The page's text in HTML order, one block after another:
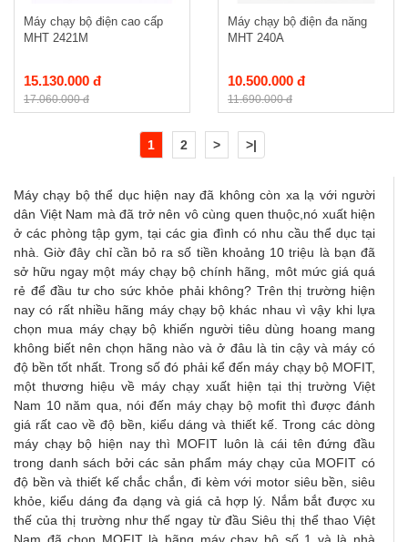
Máy chạy bộ điện cao cấp
MHT 2421M
15.130.000 đ
17.060.000 đ
Máy chạy bộ điện đa năng
MHT 240A
10.500.000 đ
11.690.000 đ
1 2 > >|
Máy chạy bộ thể dục hiện nay đã không còn xa lạ với người
dân Việt Nam mà đã trở nên vô cùng quen thuộc,nó xuất hiện
ở các phòng tập gym, tại các gia đình có nhu cầu thể dục tại
nhà. Giờ đây chỉ cần bỏ ra số tiền khoảng 10 triệu là bạn đã
sở hữu ngay một máy chạy bộ chính hãng, môt mức giá quá
rẻ để đầu tư cho sức khỏe phải không? Trên thị trường hiện
nay có rất nhiều hãng máy chạy bộ khác nhau vì vậy khi lựa
chọn mua máy chạy bộ khiến người tiêu dùng hoang mang
không biết nên chọn hãng nào và ở đâu là tin cậy và máy có
độ bền tốt nhất. Trong số đó phải kể đến máy chạy bộ MOFIT,
một thương hiệu về máy chạy xuất hiện tại thị trường Việt
Nam 10 năm qua, nói đến máy chạy bộ mofit thì được đánh
giá rất cao về độ bền, kiểu dáng và thiết kế. Trong các dòng
máy chạy bộ hiện nay thì MOFIT luôn là cái tên đứng đầu
trong danh sách bởi các sản phẩm máy chạy của MOFIT có
độ bền và thiết kế chắc chắn, đi kèm với motor siêu bền, siêu
khỏe, kiểu dáng đa dạng và giá cả hợp lý. Nắm bắt được xu
thế của thị trường như thế ngay từ đầu Siêu thị thể thao Việt